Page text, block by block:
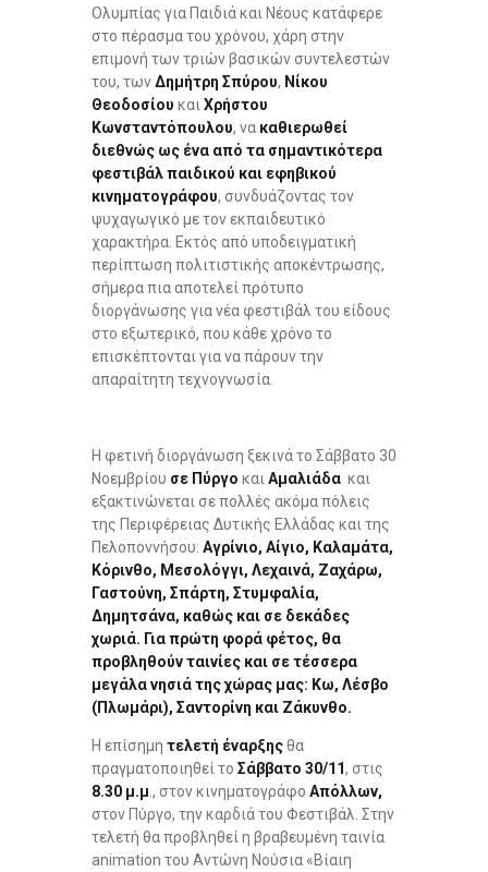
Ολυμπίας για Παιδιά και Νέους κατάφερε
στο πέρασμα του χρόνου, χάρη στην
επιμονή των τριών βασικών συντελεστών
του, τωνΔημήτρη Σπύρου, Νίκου
Θεοδοσίου και Χρήστου
Κωνσταντόπουλου, να καθιερωθεί
διεθνώς ως ένα από τα σημαντικότερα
φεστιβάλ παιδικού και εφηβικού
κινηματογράφου, συνδυάζοντας τον
ψυχαγωγικό με τον εκπαιδευτικό
χαρακτήρα. Εκτός από υποδειγματική
περίπτωση πολιτιστικής αποκέντρωσης,
σήμερα πια αποτελεί πρότυπο
διοργάνωσης για νέα φεστιβάλ του είδους
στο εξωτερικό, που κάθε χρόνο το
επισκέπτονται για να πάρουν την
απαραίτητη τεχνογνωσία.
Η φετινή διοργάνωση ξεκινά το Σάββατο 30
Νοεμβρίου σε Πύργο και Αμαλιάδα και
εξακτινώνεται σε πολλές ακόμα πόλεις
της Περιφέρειας Δυτικής Ελλάδας και της
Πελοποννήσου: Αγρίνιο, Αίγιο, Καλαμάτα,
Κόρινθο, Μεσολόγγι, Λεχαινά, Ζαχάρω,
Γαστούνη, Σπάρτη, Στυμφαλία,
Δημητσάνα, καθώς και σε δεκάδες
χωριά. Για πρώτη φορά φέτος, θα
προβληθούν ταινίες και σε τέσσερα
μεγάλα νησιά της χώρας μας: Κω, Λέσβο
(Πλωμάρι), Σαντορίνη και Ζάκυνθο.
Η επίσημη τελετή έναρξηςθα
πραγματοποιηθεί το Σάββατο 30/11, στις
8.30 μ.μ ., στον κινηματογράφο Απόλλων,
στον Πύργο, την καρδιά του Φεστιβάλ. Στην
τελετή θα προβληθεί η βραβευμένη ταινία
animation του Αντώνη Νούσια «Βίαιη